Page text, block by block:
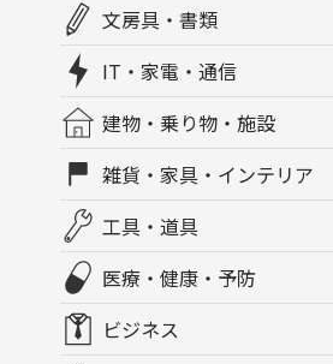
文房具・書類
IT・家電・通信
建物・乗り物・施設
雑貨・家具・インテリア
工具・道具
医療・健康・予防
ビジネス